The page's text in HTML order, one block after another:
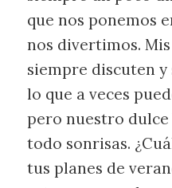
que nos ponemos
nos divertimos.
siempre discuten
lo que a veces
pero nuestro dulce
todo sonrisas.
tus planes de